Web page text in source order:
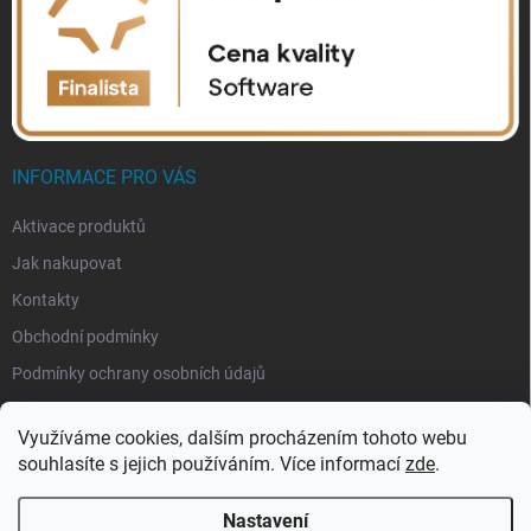
Využíváme cookies, dalším procházením tohoto webu
souhlasíte s jejich používáním. Více informací zde.
Nastavení
INFORMACE PRO VÁS
Aktivace produktů
Jak nakupovat
Kontakty
Obchodní podmínky
Podmínky ochrany osobních údajů